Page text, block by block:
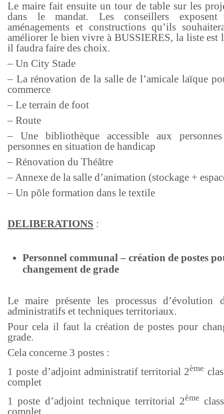
Le maire fait ensuite un tour de table sur les
dans le mandat. Les conseillers
aménagements et constructions qu’ils
améliorer le bien vivre à BUSSIERES, la liste
il faudra faire des choix.
– Un City Stade
– La rénovation de la salle de l’amicale laïque
commerce
– Le terrain de foot
– Route
– Une bibliothèque accessible aux
personnes en situation de handicap
– Rénovation du Théâtre
– Annexe de la salle d’animation (stockage +
– Un pôle formation dans le textile
DELIBERATIONS :
Personnel communal – création de postes
changement de grade
Le maire présente les processus d’évolution
administratifs et techniques territoriaux.
Pour cela il faut la création de postes pour
grade.
Cela concerne 3 postes :
1 poste d’adjoint administratif territorial 2ème
complet
1 poste d’adjoint technique territorial 2ème
complet